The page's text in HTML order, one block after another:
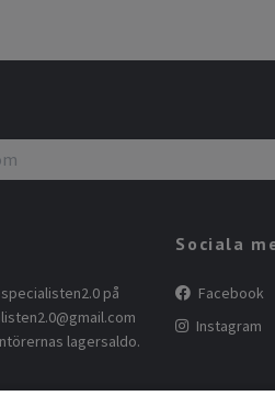
på
lagersaldo.
Sociala
Facebook
Instagram